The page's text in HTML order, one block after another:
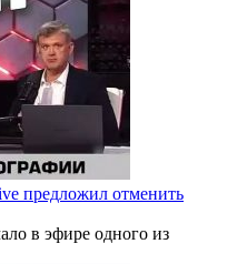
предложил отменить
в эфире одного из